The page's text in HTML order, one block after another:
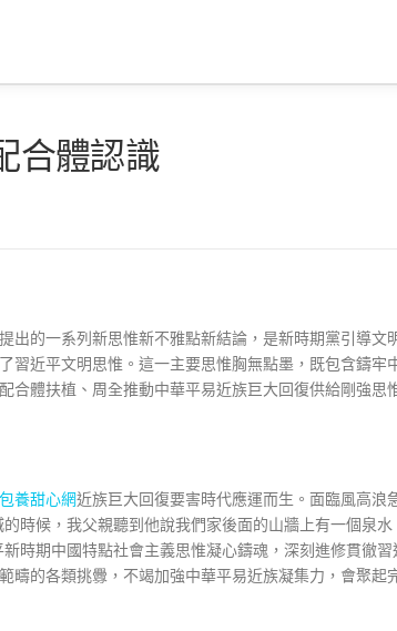
合體認識
出的一系列新思惟新不雅點新結論，是新時期黨引導文
習近平文明思惟。這一主要思惟胸無點墨，既包含鑄牢
合體扶植、周全推動中華平易近族巨大回復供給剛強思
包養甜心網近族巨大回復要害時代應運而生。面臨風高浪
時候，我父親聽到他說我們家後面的山牆上有一個泉水
時期中國特點社會主義思惟凝心鑄魂，深刻進修貫徹習
疇的各類挑釁，不竭加強中華平易近族凝集力，會聚起